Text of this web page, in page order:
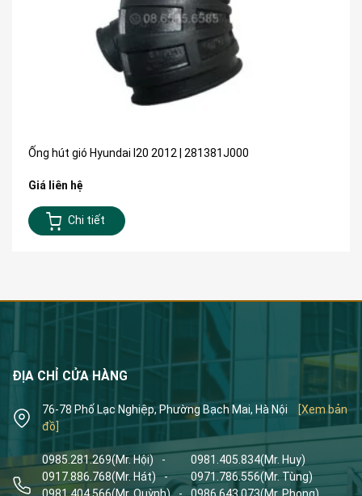
Ống hút gió Hyundai I20 2012 | 281381J000
Giá liên hệ
Chi tiết
ĐỊA CHỈ CỬA HÀNG
76-78 Phố Lạc Nghiệp, Phường Bạch Mai, Hà Nội
[Xem bản
đồ]
0985.281.269(Mr. Hội) - 0981.405.834(Mr. Huy)
0917.886.768(Mr. Hát) - 0971.786.556(Mr. Tùng)
0981.404.566(Mr. Quỳnh) - 0986.643.073(Mr. Phong)